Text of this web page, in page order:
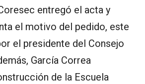
entregó el acta y
el motivo del pedido, este
el presidente del Consejo
García Correa
de la Escuela